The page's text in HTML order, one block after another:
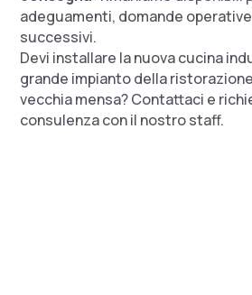
adeguamenti, domande
successivi.
Devi installare la nuova cucina
grande impianto della
vecchia mensa? Contattaci e
consulenza con il nostro staff.